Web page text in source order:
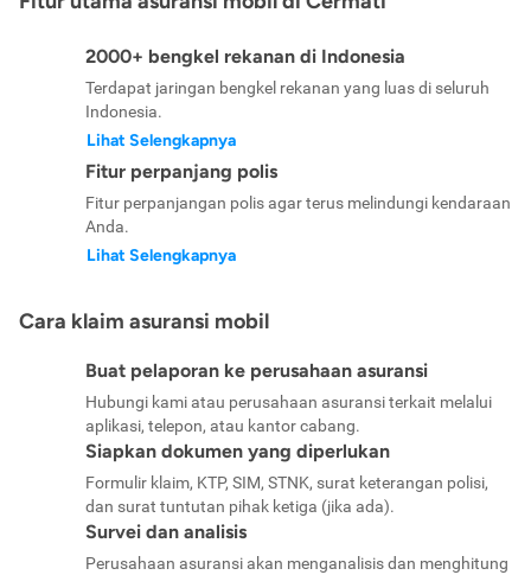
2000+ bengkel rekanan di Indonesia
Terdapat jaringan bengkel rekanan yang luas di seluruh
Indonesia.
Lihat Selengkapnya
Fitur perpanjang polis
Fitur perpanjangan polis agar terus melindungi kendaraan
Anda.
Lihat Selengkapnya
Cara klaim asuransi mobil
Buat pelaporan ke perusahaan asuransi
Hubungi kami atau perusahaan asuransi terkait melalui
aplikasi, telepon, atau kantor cabang.
Siapkan dokumen yang diperlukan
Formulir klaim, KTP, SIM, STNK, surat keterangan polisi,
dan surat tuntutan pihak ketiga (jika ada).
Survei dan analisis
Perusahaan asuransi akan menganalisis dan menghitung